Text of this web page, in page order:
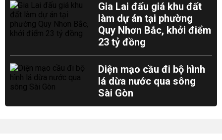
Gia Lai đấu giá khu đất
làm dự án tại phường
Quy Nhơn Bắc, khởi điểm
23 tỷ đồng
Diện mạo cầu đi bộ hình
lá dừa nước qua sông
Sài Gòn